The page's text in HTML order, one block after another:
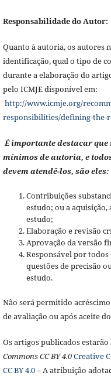
Responsabilidade do Autor:
Quanto à autoria, os autores
identificação, qual o tipo de
durante a elaboração do
pelo ICMJE disponível em:
http://www.icmje.org/
responsibilities/defining-
É importante destacar
mínimos de autoria, e
devem atendê-los, são eles:
Contribuições
estudo; ou a
estudo;
Elaboração e revisão
Aprovação da versão
Responsável por todos
questões de precisão
estudo.
Não será permitido
de avaliação ou após aceite
Os artigos publicados
Commons CC BY 4.0Creative
CC BY 4.0– A atribuição